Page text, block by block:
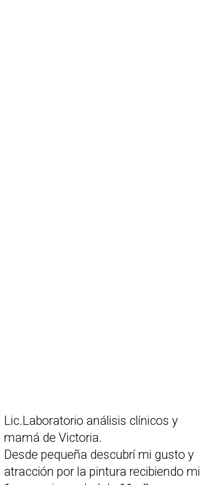
Lic.Laboratorio análisis clínicos y
mamá de Victoria.
Desde pequeña descubrí mi gusto y
atracción por la pintura recibiendo mi